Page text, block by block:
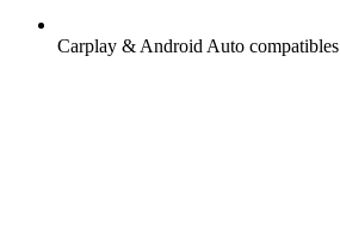
Carplay & Android Auto compatibles